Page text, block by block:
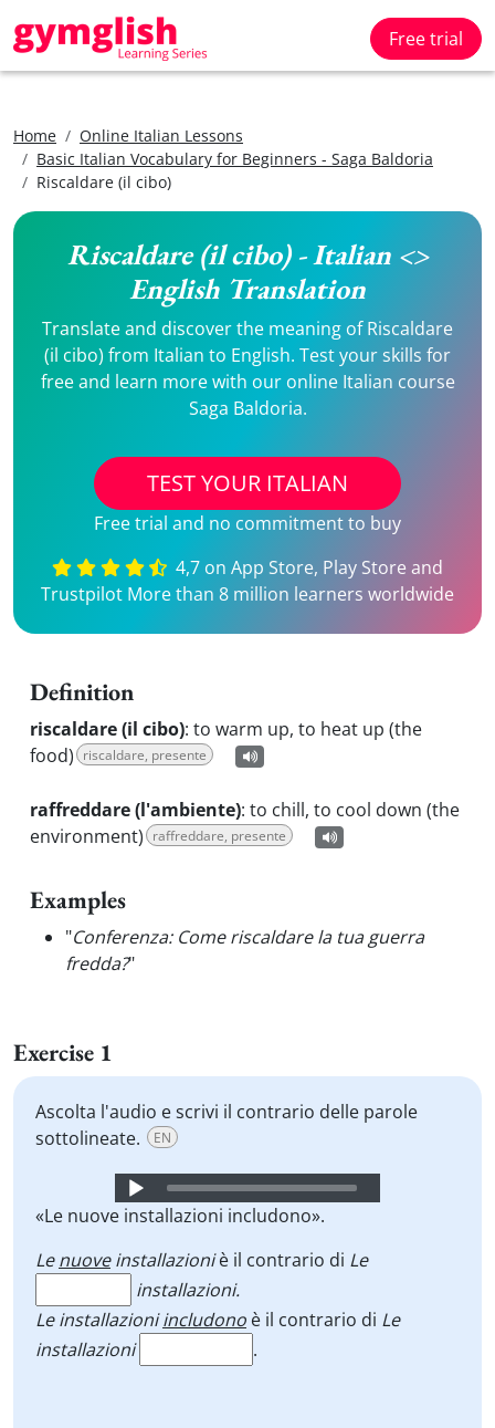
Free trial
Home
Online Italian Lessons
Basic Italian Vocabulary for Beginners - Saga Baldoria
Riscaldare (il cibo)
Riscaldare (il cibo) - Italian <>
English Translation
Translate and discover the meaning of Riscaldare
(il cibo) from Italian to English. Test your skills for
free and learn more with our online Italian course
Saga Baldoria.
TEST YOUR ITALIAN
Free trial and no commitment to buy
4,7 on App Store, Play Store and
Trustpilot More than 8 million learners worldwide
Definition
riscaldare (il cibo): to warm up, to heat up (the
food) riscaldare, presente
raffreddare (l'ambiente): to chill, to cool down (the
environment) raffreddare, presente
Examples
"Conferenza: Come riscaldare la tua guerra
fredda?"
Exercise 1
Ascolta l'audio e scrivi il contrario delle parole
sottolineate.
EN
Audio
Player
«Le nuove installazioni includono».
Lenuoveinstallazioniè il contrario di Le
installazioni.
Le installazioniincludono è il contrario di Le
installazioni
.